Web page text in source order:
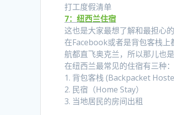
打工度假清单
7：纽西兰住宿
这也是大家最想了解和最担心
在Facebook或者是背包客栈
航都直飞奥克兰，所以那儿也
在纽西兰最常见的住宿有三种：
1. 背包客栈 (Backpacket
2. 民宿（Home Stay）
3. 当地居民的房间出租